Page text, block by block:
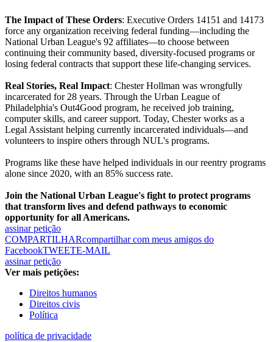
The Impact of These Orders: Executive Orders 14151 and 14173
force any organization receiving federal funding—including the
National Urban League's 92 affiliates—to choose between
continuing their community based, diversity-focused programs or
losing federal contracts that support these life-changing services.
Real Stories, Real Impact: Chester Hollman was wrongfully
incarcerated for 28 years. Through the Urban League of
Philadelphia's Out4Good program, he received job training,
computer skills, and career support. Today, Chester works as a
Legal Assistant helping currently incarcerated individuals—and
volunteers to inspire others through NUL's programs.
Programs like these have helped individuals in our reentry programs
alone since 2020, with an 85% success rate.
Join the National Urban League's fight to protect programs
that transform lives and defend pathways to economic
opportunity for all Americans.
assinar petição
COMPARTILHARcompartilhar com meus amigos do
FacebookTWEETE-MAIL
assinar petição
Ver mais petições:
Direitos humanos
Direitos civis
Política
política de privacidade